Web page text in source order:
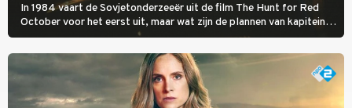
In 1984 vaart de Sovjetonderzeeër uit de film The Hunt for Red
October voor het eerst uit, maar wat zijn de plannen van kapitein
Marko Ramius?